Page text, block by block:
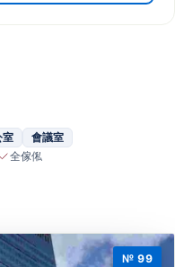
室 會議室
全傢俬
№ 99